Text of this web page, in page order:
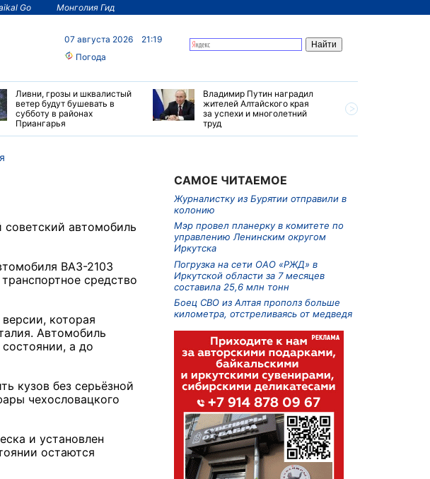
Go Монголия Гид
07 августа 2026
21:19
Погода
Ливни, грозы и шквалистый
ветер будут бушевать в
субботу в районах
Приангарья
Владимир Путин наградил
жителей Алтайского края
за успехи и многолетний
труд
автомобиль
ВАЗ-2103
средство
которая
Автомобиль
а до
кузов без серьёзной
чехословацкого
и установлен
остаются
САМОЕ ЧИТАЕМОЕ
Журналистку из Бурятии отправили в
колонию
Мэр провел планерку в комитете по
управлению Ленинским округом
Иркутска
Погрузка на сети ОАО «РЖД» в
Иркутской области за 7 месяцев
составила 25,6 млн тонн
Боец СВО из Алтая прополз больше
километра, отстреливаясь от медведя